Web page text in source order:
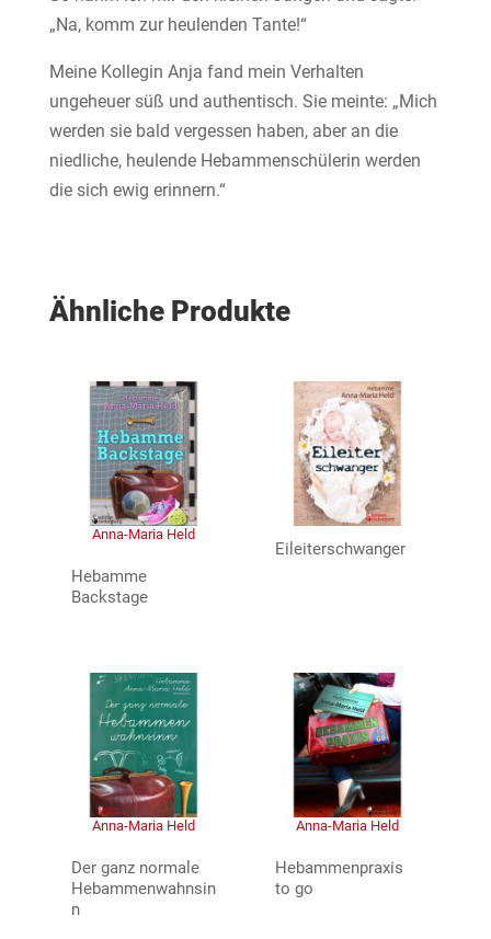
„Na, komm zur heulenden Tante!“
Meine Kollegin Anja fand mein Verhalten
ungeheuer süß und authentisch. Sie meinte: „Mich
werden sie bald vergessen haben, aber an die
niedliche, heulende Hebammenschülerin werden
die sich ewig erinnern.“
Ähnliche Produkte
Anna-Maria Held
Hebamme
Backstage
Eileiterschwanger
Anna-Maria Held
Der ganz normale
Hebammenwahnsin
n
Anna-Maria Held
Hebammenpraxis
to go